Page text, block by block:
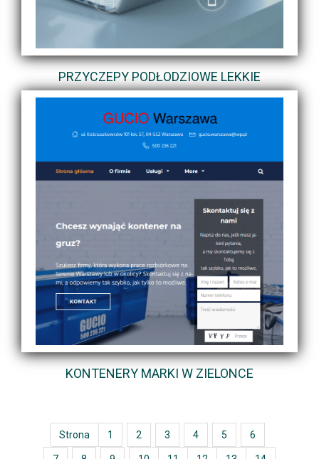
PRZYCZEPY PODŁODZIOWE LEKKIE
KONTENERY MARKI W ZIELONCE
Strona 1 2 3 4 5 6